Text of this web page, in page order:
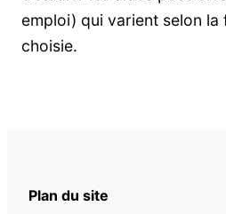
emploi) qui varient selon la
choisie.
Plan du site